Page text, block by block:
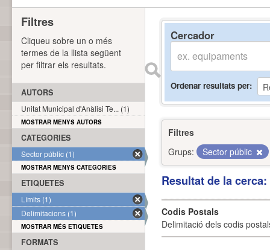
Cercador
Ordenar resultats per
Filtres
Grups:
Sector públic
Resultat de la
Codis Postals
Delimitació dels codis
Filtres
Cliqueu sobre un o més
termes de la llista següent
per filtrar els resultats.
AUTORS
Unitat Municipal d'Anàlisi Te... (1)
MOSTRAR MENYS AUTORS
CATEGORIES
Sector públic (1)
MOSTRAR MENYS CATEGORIES
ETIQUETES
Límits (1)
Delimitacions (1)
MOSTRAR MÉS ETIQUETES
FORMATS